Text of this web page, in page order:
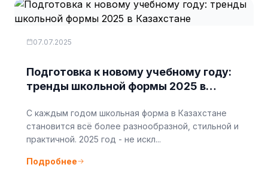
07.07.2025
Подготовка к новому учебному году:
тренды школьной формы 2025 в
С каждым годом школьная форма в Казахстане
становится всё более разнообразной, стильной и
практичной. 2025 год - не искл...
Подробнее